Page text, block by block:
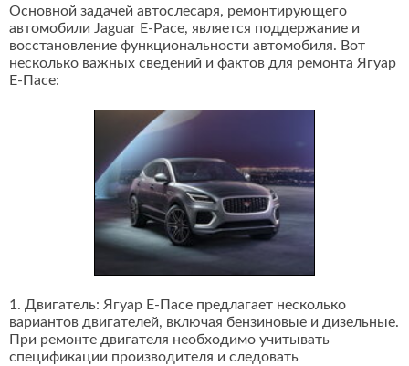
Основной задачей автослесаря, ремонтирующего
автомобили Jaguar E-Pace, является поддержание и
восстановление функциональности автомобиля. Вот
несколько важных сведений и фактов для ремонта Ягуар
Е-Пасе:
1. Двигатель: Ягуар Е-Пасе предлагает несколько
вариантов двигателей, включая бензиновые и дизельные.
При ремонте двигателя необходимо учитывать
спецификации производителя и следовать